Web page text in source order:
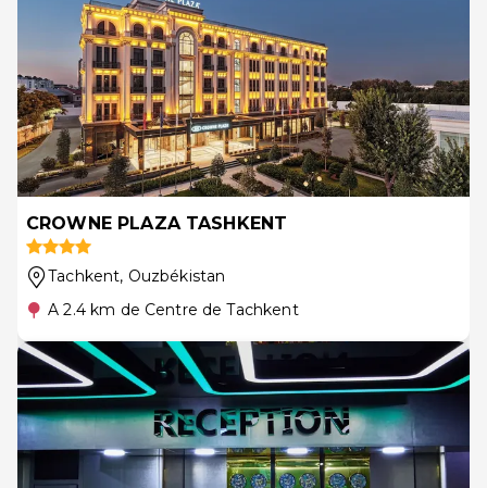
CROWNE PLAZA TASHKENT
Tachkent, Ouzbékistan
A 2.4 km de Centre de Tachkent